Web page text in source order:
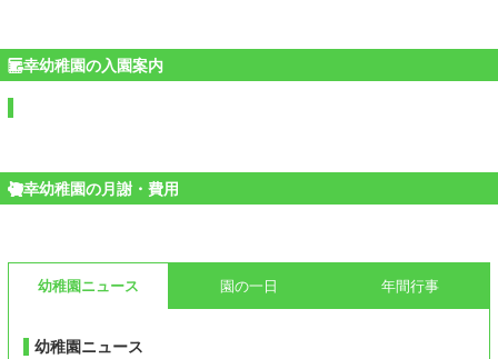
幸幼稚園の入園案内
幸幼稚園の月謝・費用
幼稚園ニュース 園の一日 年間行事
幼稚園ニュース